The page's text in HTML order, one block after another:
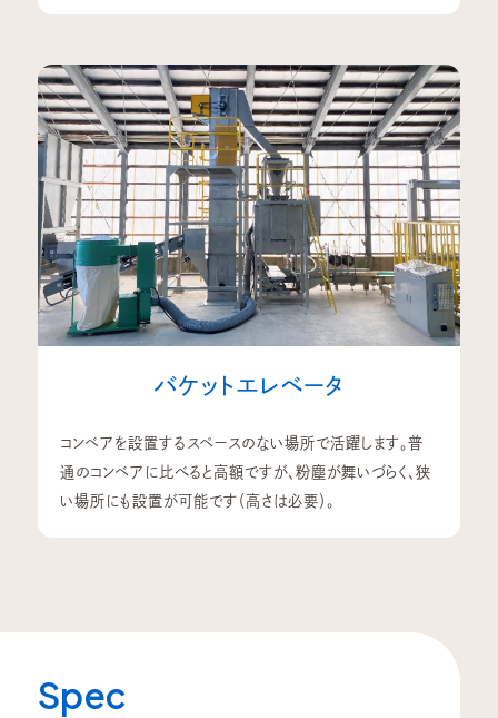
バケットエレベータ
コンベアを設置するスペースのない場所で活躍します。普
通のコンベアに比べると高額ですが、粉塵が舞いづらく、狭
い場所にも設置が可能です（高さは必要）。
Spec